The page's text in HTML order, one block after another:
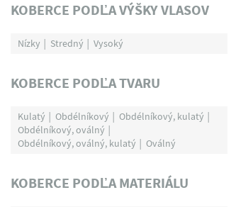
KOBERCE PODĽA VÝŠKY VLASOV
Nízky Stredný Vysoký
KOBERCE PODĽA TVARU
Kulatý Obdélníkový
Obdélníkový, kulatý
Obdélníkový, oválný
Obdélníkový, oválný, kulatý
Oválný
KOBERCE PODĽA MATERIÁLU